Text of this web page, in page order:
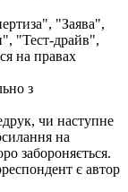
"Заява",
"Тест-драйв",
на правах
з
чи наступне
на
забороняється.
є автор